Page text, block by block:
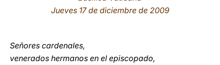
Jueves 17 de diciembre de 2009
Señores cardenales,
venerados hermanos en el episcopado,